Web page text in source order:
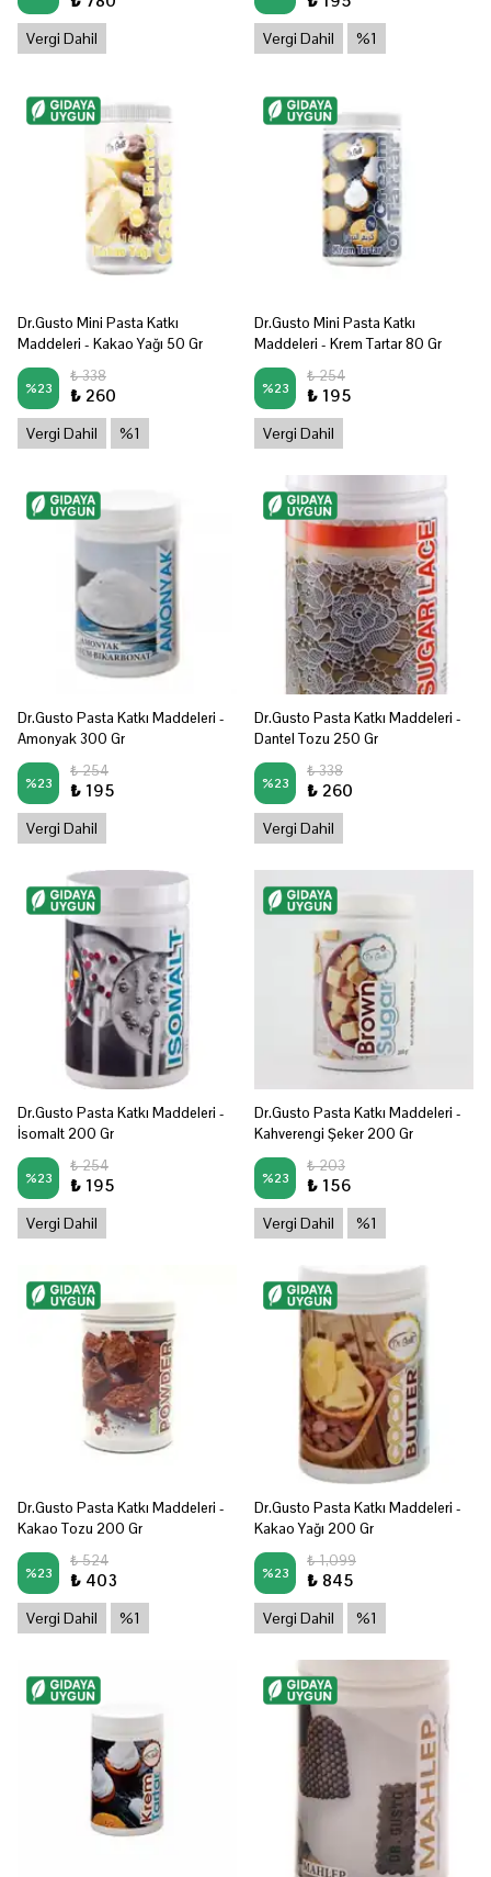
Vergi Dahil Vergi Dahil %1
Dr.Gusto Mini Pasta Katkı
Maddeleri - Kakao Yağı 50 Gr
%23
₺ 338
₺ 260
Vergi Dahil %1
Dr.Gusto Mini Pasta Katkı
Maddeleri - Krem Tartar 80 Gr
%23
₺ 254
₺ 195
Vergi Dahil
Dr.Gusto Pasta Katkı Maddeleri -
Amonyak 300 Gr
%23
₺ 254
₺ 195
Vergi Dahil
Dr.Gusto Pasta Katkı Maddeleri -
Dantel Tozu 250 Gr
%23
₺ 338
₺ 260
Vergi Dahil
Dr.Gusto Pasta Katkı Maddeleri -
İsomalt 200 Gr
%23
₺ 254
₺ 195
Vergi Dahil
Dr.Gusto Pasta Katkı Maddeleri -
Kahverengi Şeker 200 Gr
%23
₺ 203
₺ 156
Vergi Dahil %1
Dr.Gusto Pasta Katkı Maddeleri -
Kakao Tozu 200 Gr
%23
₺ 524
₺ 403
Vergi Dahil %1
Dr.Gusto Pasta Katkı Maddeleri -
Kakao Yağı 200 Gr
%23
₺ 1,099
₺ 845
Vergi Dahil %1